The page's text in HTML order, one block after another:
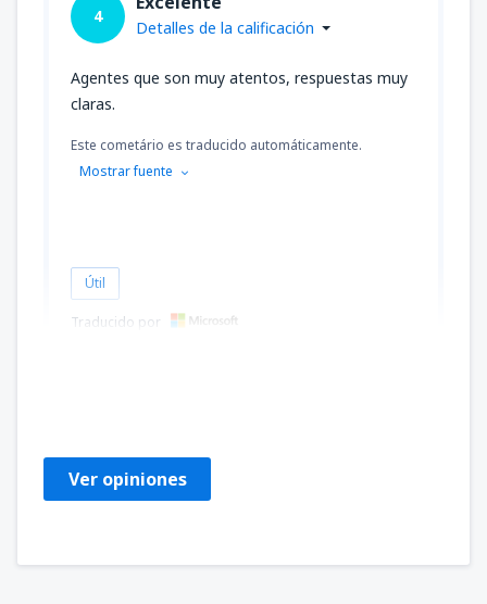
4
Detalles de la calificación
Agentes que son muy atentos, respuestas muy
claras.
Este cometário es traducido automáticamente.
Mostrar fuente
Útil
Traducido por
Ver opiniones